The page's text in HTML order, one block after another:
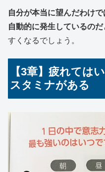
自分が本当に望んだわけ
自動的に発生しているのだ
すくなるでしょう。
【3章】疲れては
スタミナがある